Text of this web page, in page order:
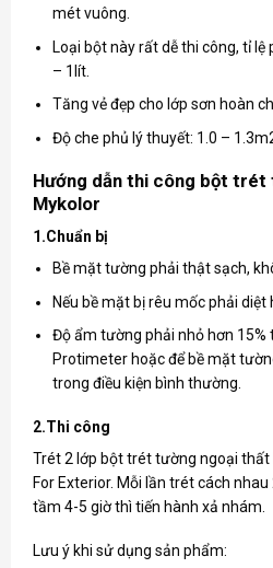
mét vuông.
Loại bột này rất dễ thi công, tỉ
– 1lít.
Tăng vẻ đẹp cho lớp sơn hoàn
Độ che phủ lý thuyết: 1.0 –
Hướng dẫn thi công bột trét
Mykolor
1.Chuẩn bị
Bề mặt tường phải thật sạch,
Nếu bề mặt bị rêu mốc phải
Độ ẩm tường phải nhỏ hơn 15%
Protimeter hoặc để bề mặt
trong điều kiện bình thường.
2.Thi công
Trét 2 lớp bột trét tường ngoại thất
For Exterior. Mỗi lần trét cách
tầm 4-5 giờ thì tiến hành xả nhám.
Lưu ý khi sử dụng sản phẩm: